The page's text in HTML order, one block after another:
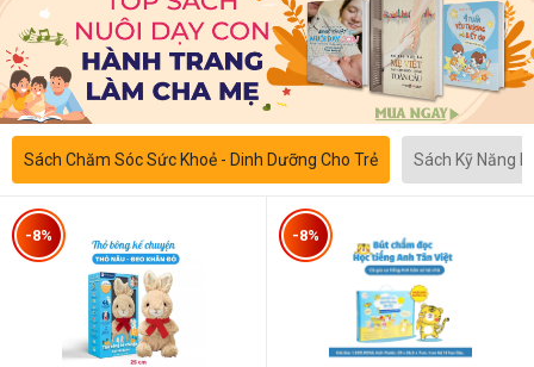
Sách Chăm Sóc Sức Khoẻ - Dinh Dưỡng Cho Trẻ Sách Kỹ Năng
-8% -8%